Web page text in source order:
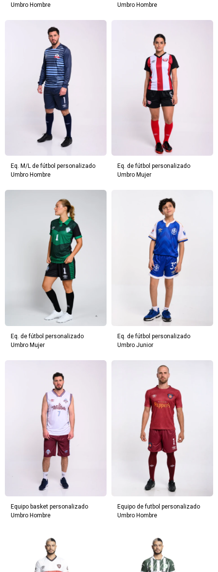
Umbro Hombre
Umbro Hombre
Eq. M/L de fútbol personalizado
Umbro Hombre
Eq. de fútbol personalizado
Umbro Mujer
Eq. de fútbol personalizado
Umbro Mujer
Eq. de fútbol personalizado
Umbro Junior
Equipo basket personalizado
Umbro Hombre
Equipo de futbol personalizado
Umbro Hombre